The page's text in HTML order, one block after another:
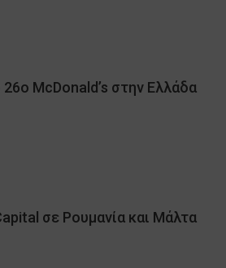
McDonald’s στην Ελλάδα
σε Ρουμανία και Μάλτα